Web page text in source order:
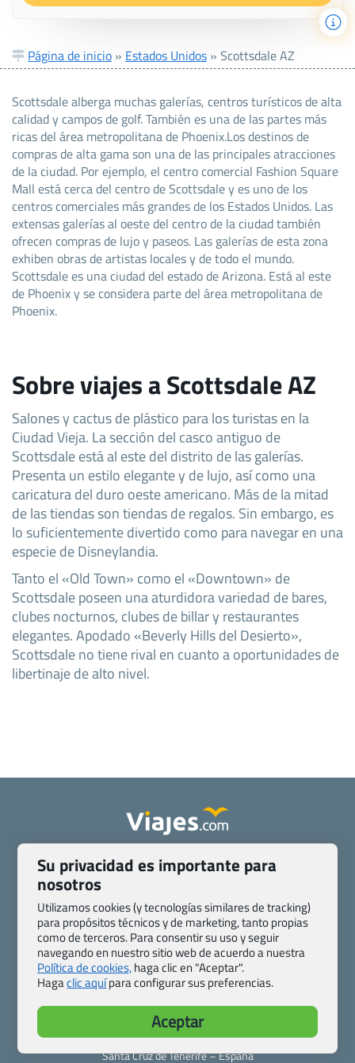
Página de inicio » Estados Unidos » Scottsdale AZ
Scottsdale alberga muchas galerías, centros turísticos de alta
calidad y campos de golf. También es una de las partes más
ricas del área metropolitana de Phoenix.Los destinos de
compras de alta gama son una de las principales atracciones
de la ciudad. Por ejemplo, el centro comercial Fashion Square
Mall está cerca del centro de Scottsdale y es uno de los
centros comerciales más grandes de los Estados Unidos. Las
extensas galerías al oeste del centro de la ciudad también
ofrecen compras de lujo y paseos. Las galerías de esta zona
exhiben obras de artistas locales y de todo el mundo.
Scottsdale es una ciudad del estado de Arizona. Está al este
de Phoenix y se considera parte del área metropolitana de
Phoenix.
Sobre viajes a Scottsdale AZ
Salones y cactus de plástico para los turistas en la
Ciudad Vieja. La sección del casco antiguo de
Scottsdale está al este del distrito de las galerías.
Presenta un estilo elegante y de lujo, así como una
caricatura del duro oeste americano. Más de la mitad
de las tiendas son tiendas de regalos. Sin embargo, es
lo suficientemente divertido como para navegar en una
especie de Disneylandia.
Tanto el «Old Town» como el «Downtown» de
Scottsdale poseen una aturdidora variedad de bares,
clubes nocturnos, clubes de billar y restaurantes
elegantes. Apodado «Beverly Hills del Desierto»,
Scottsdale no tiene rival en cuanto a oportunidades de
libertinaje de alto nivel.
Quienes somos
Contacto
Pasaporte, Visado, Salud y otras disposiciones específicas
Blog de Viajes.com
Preguntas frecuentes
Condiciones generales
Política de privacidad y cookies
Transparencia
Todas las páginas – sitemap
Viajes.com
Last Minute Express S.L.U.
c/ Drago, CC HLS, Local 13
38660 Miraverde – Adeje
Santa Cruz de Tenerife – España
Su privacidad es importante para
nosotros
Utilizamos cookies (y tecnologías similares de tracking)
para propósitos técnicos y de marketing, tanto propias
como de terceros. Para consentir su uso y seguir
navegando en nuestro sitio web de acuerdo a nuestra
Política de cookies,haga clic en "Aceptar".
Hagaclic aquípara configurar sus preferencias.
Aceptar